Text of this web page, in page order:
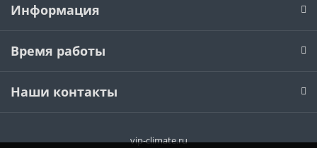
Информация
Время работы
Наши контакты
vip-climate.ru